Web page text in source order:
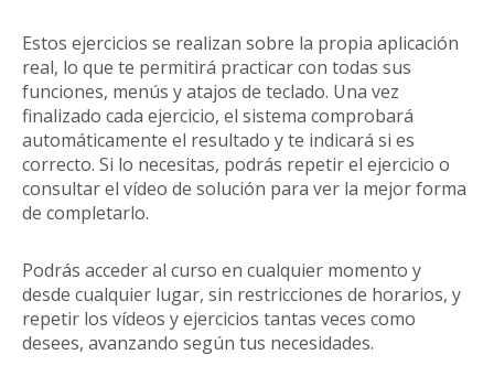
Estos ejercicios se realizan sobre la propia aplicación
real, lo que te permitirá practicar con todas sus
funciones, menús y atajos de teclado. Una vez
finalizado cada ejercicio, el sistema comprobará
automáticamente el resultado y te indicará si es
correcto. Si lo necesitas, podrás repetir el ejercicio o
consultar el vídeo de solución para ver la mejor forma
de completarlo.
Podrás acceder al curso en cualquier momento y
desde cualquier lugar, sin restricciones de horarios, y
repetir los vídeos y ejercicios tantas veces como
desees, avanzando según tus necesidades.